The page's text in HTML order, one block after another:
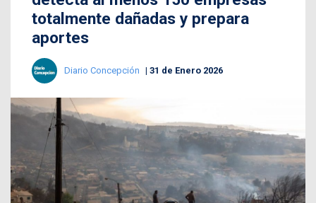
totalmente dañadas y prepara
aportes
Diario Concepción 31 de Enero 2026